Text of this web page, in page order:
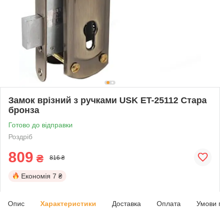
Замок врізний з ручками USK ET-25112 Стара
бронза
Готово до відправки
Роздріб
809 ₴ 816 ₴
Економія 7 ₴
Опис Характеристики Доставка Оплата Умови